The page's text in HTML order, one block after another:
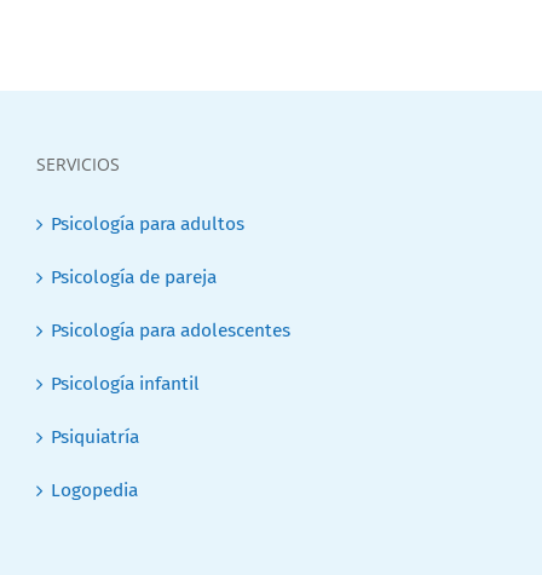
SERVICIOS
Psicología para adultos
Psicología de pareja
Psicología para adolescentes
Psicología infantil
Psiquiatría
Logopedia